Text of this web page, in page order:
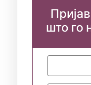
што го